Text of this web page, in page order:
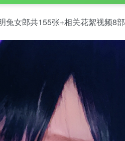
兔女郎共155张+相关花絮视频8部